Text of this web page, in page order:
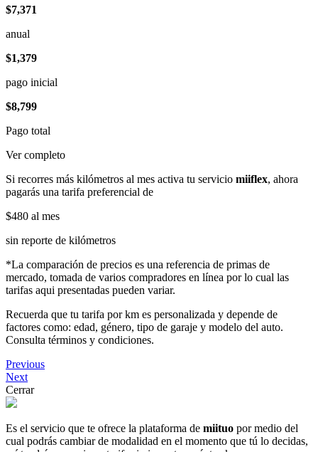
$7,371
anual
$1,379
pago inicial
$8,799
Pago total
Ver completo
Si recorres más kilómetros al mes activa tu servicio miiflex, ahora
pagarás una tarifa preferencial de
$480 al mes
sin reporte de kilómetros
*La comparación de precios es una referencia de primas de
mercado, tomada de varios compradores en línea por lo cual las
tarifas aqui presentadas pueden variar.
Recuerda que tu tarifa por km es personalizada y depende de
factores como: edad, género, tipo de garaje y modelo del auto.
Consulta términos y condiciones.
Previous
Next
Cerrar
Es el servicio que te ofrece la plataforma de miituo por medio del
cual podrás cambiar de modalidad en el momento que tú lo decidas,